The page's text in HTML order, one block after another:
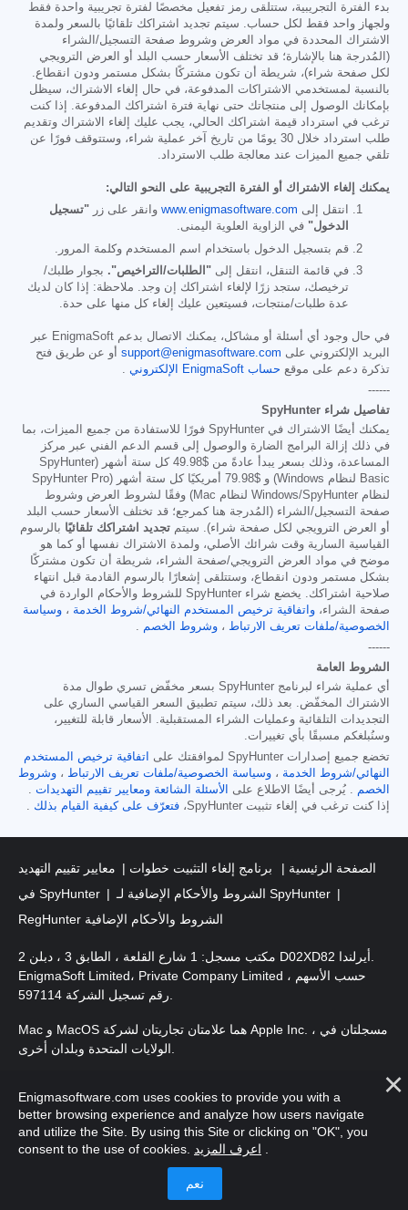
بدء الفترة التجريبية، ستتلقى رمز تفعيل مخصصًا لفترة تجريبية واحدة فقط
ولجهاز واحد فقط لكل حساب. سيتم تجديد اشتراكك تلقائيًا بالسعر ولمدة
الاشتراك المحددة في مواد العرض وشروط صفحة التسجيل/الشراء
(المُدرجة هنا بالإشارة؛ قد تختلف الأسعار حسب البلد أو العرض الترويجي
لكل صفحة شراء)، شريطة أن تكون مشتركًا بشكل مستمر ودون انقطاع.
بالنسبة لمستخدمي الاشتراكات المدفوعة، في حال إلغاء الاشتراك، سيظل
بإمكانك الوصول إلى منتجاتك حتى نهاية فترة اشتراكك المدفوعة. إذا كنت
ترغب في استرداد قيمة اشتراكك الحالي، يجب عليك إلغاء الاشتراك وتقديم
طلب استرداد خلال 30 يومًا من تاريخ آخر عملية شراء، وستتوقف فورًا عن
تلقي جميع الميزات عند معالجة طلب الاسترداد.
يمكنك إلغاء الاشتراك أو الفترة التجريبية على النحو التالي:
انتقل إلى www.enigmasoftware.com وانقر على زر "تسجيل
الدخول" في الزاوية العلوية اليمنى.
قم بتسجيل الدخول باستخدام اسم المستخدم وكلمة المرور.
في قائمة التنقل، انتقل إلى "الطلبات/التراخيص". بجوار طلبك/
ترخيصك، ستجد زرًا لإلغاء اشتراكك إن وجد. ملاحظة: إذا كان لديك
عدة طلبات/منتجات، فسيتعين عليك إلغاء كل منها على حدة.
في حال وجود أي أسئلة أو مشاكل، يمكنك الاتصال بدعم EnigmaSoft عبر
البريد الإلكتروني على support@enigmasoftware.com أو عن طريق فتح
تذكرة دعم على موقع حساب EnigmaSoft الإلكتروني
.
------
تفاصيل شراء SpyHunter
يمكنك أيضًا الاشتراك في SpyHunter فورًا للاستفادة من جميع الميزات، بما
في ذلك إزالة البرامج الضارة والوصول إلى قسم الدعم الفني عبر مركز
المساعدة، وذلك بسعر يبدأ عادةً من $49.98
كل ستة أشهر (SpyHunter
Basic لنظام Windows) و
$79.98
أمريكيًا كل ستة أشهر (SpyHunter Pro
لنظام Windows/SpyHunter لنظام Mac) وفقًا لشروط العرض وشروط
صفحة التسجيل/الشراء (المُدرجة هنا كمرجع؛ قد تختلف الأسعار حسب البلد
أو العرض الترويجي لكل صفحة شراء). سيتم تجديد اشتراكك تلقائيًا بالرسوم
القياسية السارية وقت شرائك الأصلي، ولمدة الاشتراك نفسها أو كما هو
موضح في مواد العرض الترويجي/صفحة الشراء، شريطة أن تكون مشتركًا
بشكل مستمر ودون انقطاع، وستتلقى إشعارًا بالرسوم القادمة قبل انتهاء
صلاحية اشتراكك. يخضع شراء SpyHunter للشروط والأحكام الواردة في
صفحة الشراء، واتفاقية ترخيص المستخدم النهائي/شروط الخدمة ، وسياسة
الخصوصية/ملفات تعريف الارتباط ، وشروط الخصم .
------
الشروط العامة
أي عملية شراء لبرنامج SpyHunter بسعر مخفّض تسري طوال مدة
الاشتراك المخفّض. بعد ذلك، سيتم تطبيق السعر القياسي الساري على
التجديدات التلقائية وعمليات الشراء المستقبلية. الأسعار قابلة للتغيير،
وسنُبلغكم مسبقًا بأي تغييرات.
تخضع جميع إصدارات SpyHunter لموافقتك على
اتفاقية ترخيص المستخدم
النهائي/شروط الخدمة ، وسياسة الخصوصية/ملفات تعريف الارتباط ، وشروط
الخصم . يُرجى أيضًا الاطلاع على الأسئلة الشائعة ومعايير تقييم التهديدات .
إذا كنت ترغب في إلغاء تثبيت SpyHunter،
فتعرّف على كيفية القيام بذلك .
الصفحة الرئيسية برنامج إلغاء التثبيت خطوات
معايير تقييم التهديد
في SpyHunter
الشروط والأحكام الإضافية لـ SpyHunter
RegHunter الشروط والأحكام الإضافية
EnigmaSoft Limited، Private Company Limited حسب الأسهم ،
Mac و MacOS هما علامتان تجاريتان لشركة Apple Inc. ، مسجلتان في
محفوظة.
Enigmasoftware.com uses cookies to provide you with a
better browsing experience and analyze how users navigate
and utilize the Site. By using this Site or clicking on "OK", you
consent to the use of cookies.
اعرف المزيد